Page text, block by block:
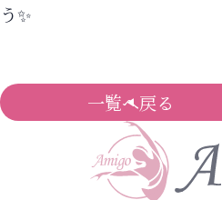
う✨
一覧へ戻る